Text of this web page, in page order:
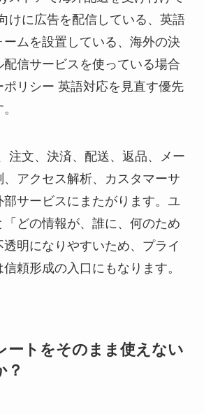
けに広告を配信している、英語
ムを設置している、海外の決
信サービスを使っている場合
ポリシー 英語対応を見直す優先
注文、決済、配送、返品、メー
、アクセス解析、カスタマーサ
サービスにまたがります。ユ
どの情報が、誰に、何のため
明になりやすいため、プライ
頼形成の入口にもなります。
ートをそのまま使えない
？